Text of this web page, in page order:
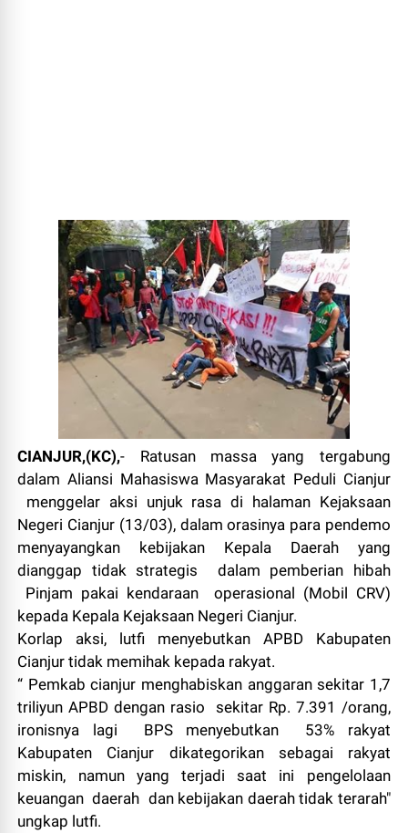
CIANJUR,(KC),- Ratusan massa yang tergabung
dalam Aliansi Mahasiswa Masyarakat Peduli Cianjur
menggelar aksi unjuk rasa di halaman Kejaksaan
Negeri Cianjur (13/03), dalam orasinya para pendemo
menyayangkan kebijakan Kepala Daerah yang
dianggap tidak strategis dalam pemberian hibah
Pinjam pakai kendaraan operasional (Mobil CRV)
kepada Kepala Kejaksaan Negeri Cianjur.
Korlap aksi, lutfi menyebutkan APBD Kabupaten
Cianjur tidak memihak kepada rakyat.
“ Pemkab cianjur menghabiskan anggaran sekitar 1,7
triliyun APBD dengan rasio sekitar Rp. 7.391 /orang,
ironisnya lagi BPS menyebutkan 53% rakyat
Kabupaten Cianjur dikategorikan sebagai rakyat
miskin, namun yang terjadi saat ini pengelolaan
keuangan daerah dan kebijakan daerah tidak terarah"
ungkap lutfi.